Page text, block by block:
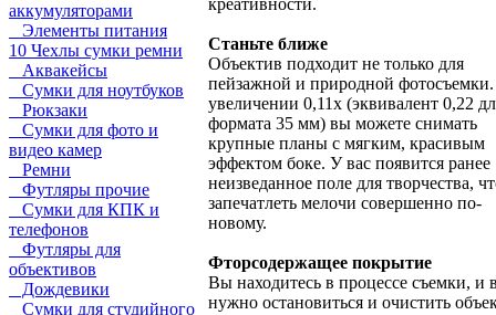
аккумуляторами
Элементы питания
10 Чехлы сумки ремни
Аквакейсы
Сумки для ноутбуков
Рюкзаки
Сумки для фото и
видео камер
Ремни
Футляры прочие
Сумки для КПК и
телефонов
Футляры для
объективов
Дождевики
Сумки для студийного
креативности.
Станьте ближе
Объектив подходит не только для
пейзажной и природной
увеличении 0,11x (эквивалент 0,22
формата 35 мм) вы можете снимать
крупные планы с мягким, красивым
эффектом боке. У вас появится ранее
неизведанное поле для творчества,
запечатлеть мелочи совершенно по-
новому.
Фторсодержащее покрытие
Вы находитесь в процессе съемки, и
нужно остановиться и очистить